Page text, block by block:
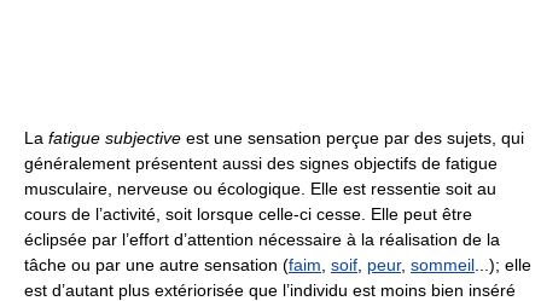
La fatigue subjective est une sensation perçue par des sujets, qui
généralement présentent aussi des signes objectifs de fatigue
musculaire, nerveuse ou écologique. Elle est ressentie soit au
cours de l’activité, soit lorsque celle-ci cesse. Elle peut être
éclipsée par l’effort d’attention nécessaire à la réalisation de la
tâche ou par une autre sensation (faim soif peur, sommeil ...); elle
est d’autant plus extériorisée que l’individu est moins bien inséré